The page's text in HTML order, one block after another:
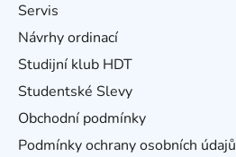
Servis
Návrhy ordinací
Studijní klub HDT
Studentské Slevy
Obchodní podmínky
Podmínky ochrany osobních údajů